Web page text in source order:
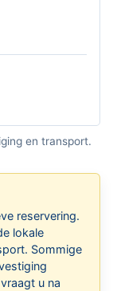
en transport.
reservering.
lokale
Sommige
u na